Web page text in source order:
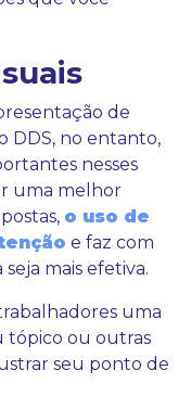
de
DDS, no entanto,
nesses
uma melhor
o uso de
e faz com
mais efetiva.
uma
tópico ou outras
seu ponto de